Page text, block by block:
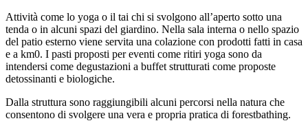
Attività come lo yoga o il tai chi si svolgono all’aperto sotto una
tenda o in alcuni spazi del giardino. Nella sala interna o nello spazio
del patio esterno viene servita una colazione con prodotti fatti in casa
e a km0. I pasti proposti per eventi come ritiri yoga sono da
intendersi come degustazioni a buffet strutturati come proposte
detossinanti e biologiche.
Dalla struttura sono raggiungibili alcuni percorsi nella natura che
consentono di svolgere una vera e propria pratica di forestbathing.